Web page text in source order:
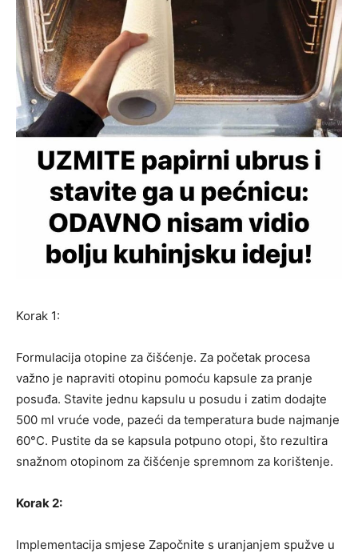
Korak 1:
Formulacija otopine za čišćenje. Za početak procesa
važno je napraviti otopinu pomoću kapsule za pranje
posuđa. Stavite jednu kapsulu u posudu i zatim dodajte
500 ml vruće vode, pazeći da temperatura bude najmanje
60°C. Pustite da se kapsula potpuno otopi, što rezultira
snažnom otopinom za čišćenje spremnom za korištenje.
Korak 2:
Implementacija smjese Započnite s uranjanjem spužve u